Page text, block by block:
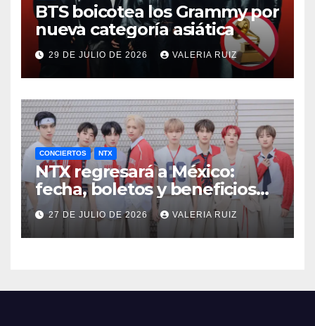
BTS boicotea los Grammy por
nueva categoría asiática
29 DE JULIO DE 2026 VALERIA RUIZ
CONCIERTOS NTX
NTX regresará a México:
fecha, boletos y beneficios
VIP
27 DE JULIO DE 2026 VALERIA RUIZ